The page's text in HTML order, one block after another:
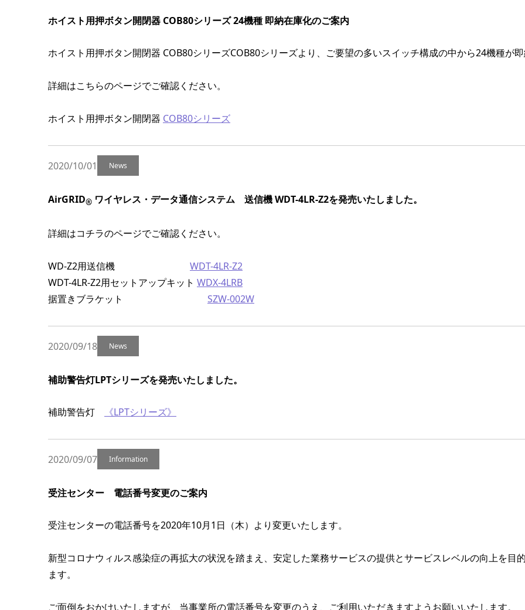
ホイスト用押ボタン開閉器 COB80シリーズ 24機種 即納在庫化のご案内
ホイスト用押ボタン開閉器 COB80シリーズCOB80シリーズより、ご要望の多いスイッチ構成の中から24機種が即
詳細はこちらのページでご確認ください。
ホイスト用押ボタン開閉器 COB80シリーズ
2020/10/01 News
AirGRID® ワイヤレス・データ通信システム 送信機 WDT-4LR-Z2を発売いたしました。
詳細はコチラのページでご確認ください。
WD-Z2用送信機 WDT-4LR-Z2
WDT-4LR-Z2用セットアップキット WDX-4LRB
据置きブラケット SZW-002W
2020/09/18 News
補助警告灯LPTシリーズを発売いたしました。
補助警告灯 《LPTシリーズ》
2020/09/07 Information
受注センター 電話番号変更のご案内
受注センターの電話番号を2020年10月1日（木）より変更いたします。
新型コロナウィルス感染症の再拡大の状況を踏まえ、安定した業務サービスの提供とサービスレベルの向上を目
ます。
ご面倒をおかけいたしますが、当事業所の電話番号を変更のうえ、ご利用いただきますようお願いいたします。